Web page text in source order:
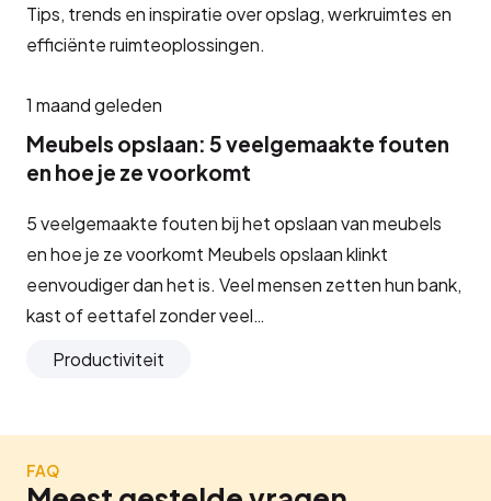
Tips, trends en inspiratie over opslag, werkruimtes en
efficiënte ruimteoplossingen.
1 maand geleden
Meubels opslaan: 5 veelgemaakte fouten
en hoe je ze voorkomt
5 veelgemaakte fouten bij het opslaan van meubels
en hoe je ze voorkomt Meubels opslaan klinkt
eenvoudiger dan het is. Veel mensen zetten hun bank,
kast of eettafel zonder veel…
Productiviteit
FAQ